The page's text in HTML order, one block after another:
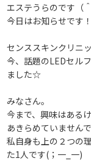
エステうらのです（
今日はお知らせです！
センススキンクリニ
今、話題のLEDセル
ました☆
みなさん。
今まで、興味はある
あきらめていません
私自身も上の２つの
た1人です(；一_一)